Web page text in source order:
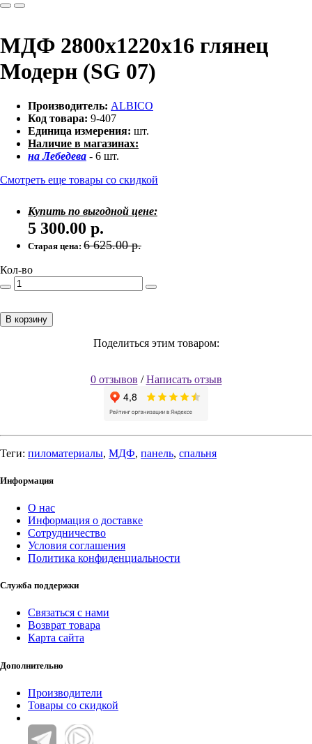
МДФ 2800х1220х16 глянец
Модерн (SG 07)
Производитель: ALBICO
Код товара: 9-407
Единица измерения: шт.
Наличие в магазинах:
на Лебедева - 6 шт.
Смотреть еще товары со скидкой
Купить по выгодной цене:
5 300.00 р.
Старая цена: 6 625.00р.
Кол-во
В корзину
Поделиться этим товаром:
0 отзывов /Написать отзыв
Теги: пиломатериалы, МДФ, панель, спальня
Информация
О нас
Информация о доставке
Сотрудничество
Условия соглашения
Политика конфиденциальности
Служба поддержки
Связаться с нами
Возврат товара
Карта сайта
Дополнительно
Производители
Товары со скидкой